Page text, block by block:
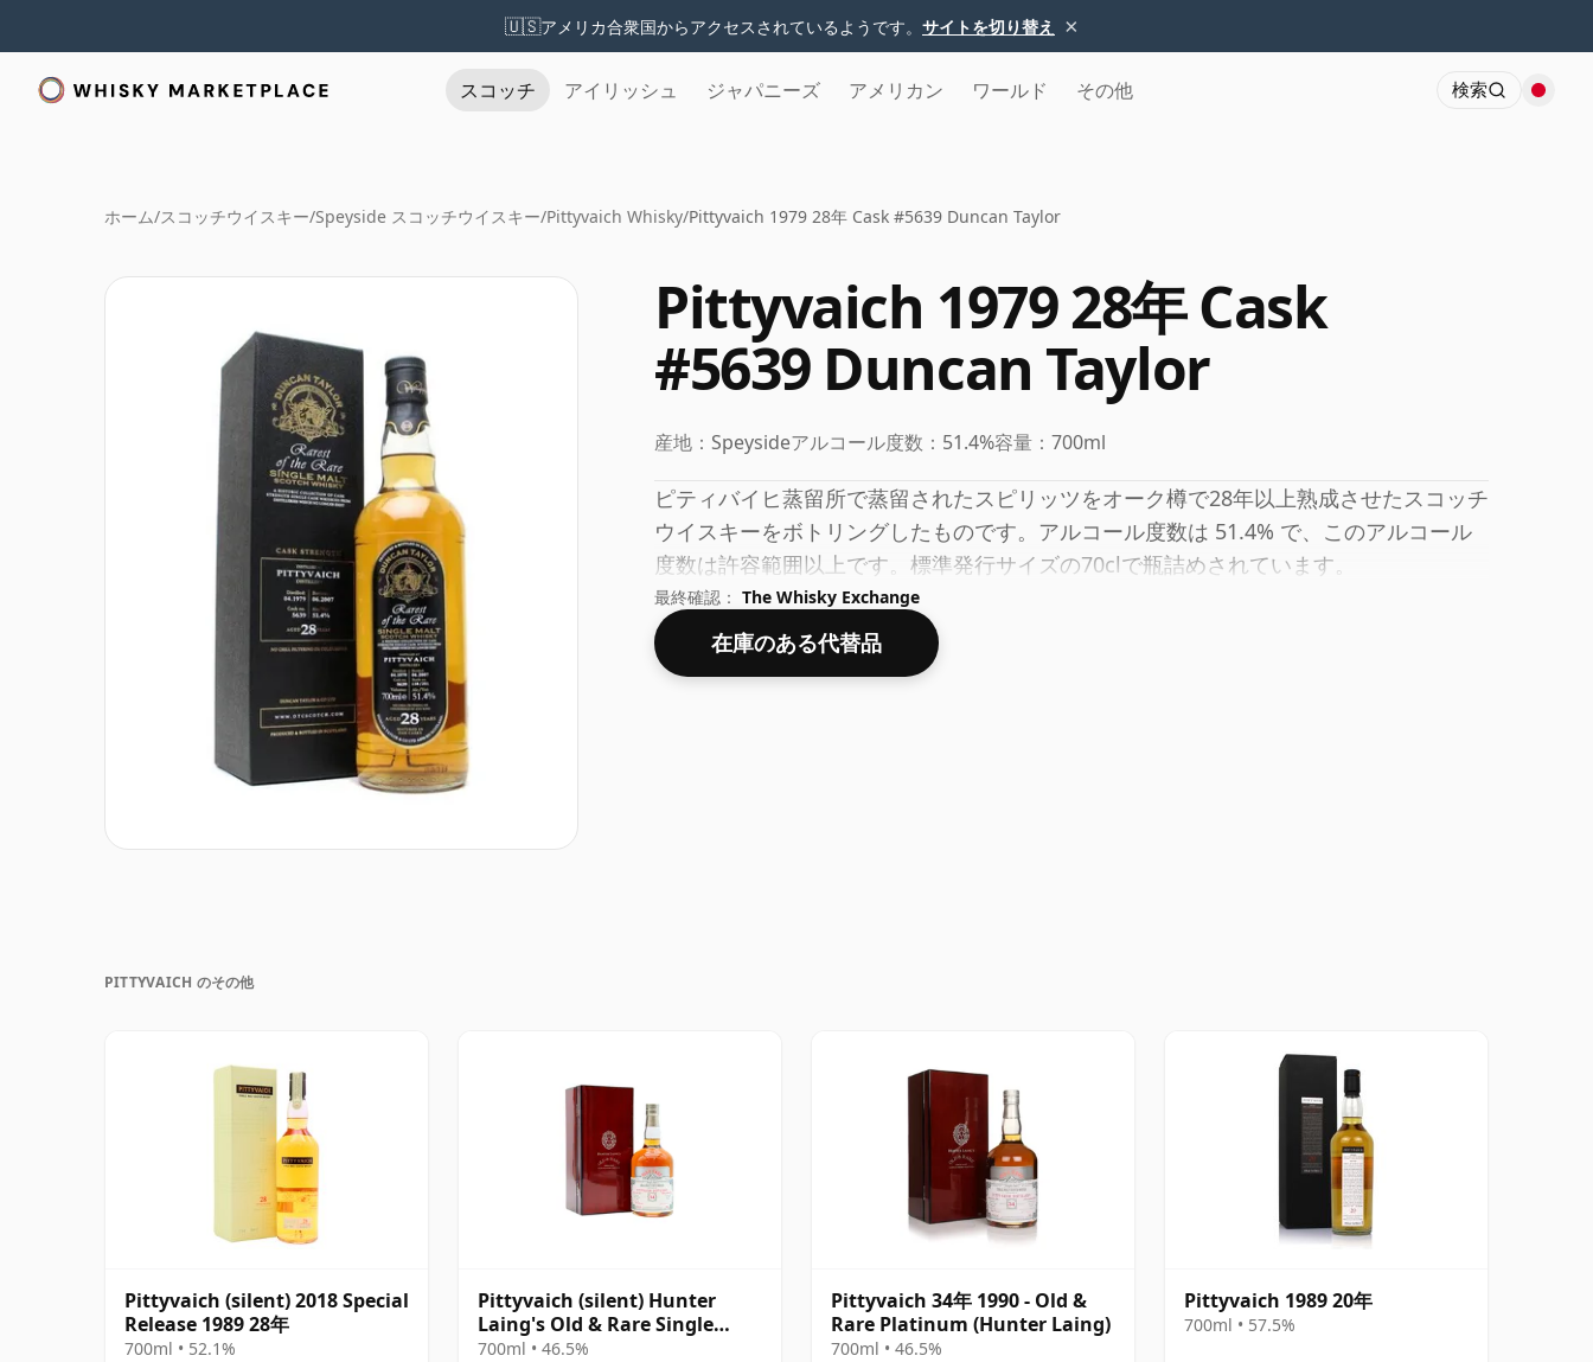
🇺🇸アメリカ合衆国からアクセスされているようです。 サイトを切り替え ×
スコッチ アイリッシュ ジャパニーズ アメリカン ワールド その他 検索
ホーム/スコッチウイスキー/Speyside スコッチウイスキー/Pittyvaich Whisky/Pittyvaich 1979 28年 Cask #5639 Duncan Taylor
Pittyvaich 1979 28年 Cask
#5639 Duncan Taylor
産地： Speysideアルコール度数： 51.4%容量： 700ml
ピティバイヒ蒸留所で蒸留されたスピリッツをオーク樽で28年以上熟成させたスコッチ
ウイスキーをボトリングしたものです。アルコール度数は 51.4% で、このアルコール
度数は許容範囲以上です。標準発行サイズの70clで瓶詰めされています。
最終確認： The Whisky Exchange
在庫のある代替品
PITTYVAICH のその他
Pittyvaich (silent) 2018 Special
Release 1989 28年
700ml • 52.1%
Pittyvaich (silent) Hunter
Laing's Old & Rare Single
Cask Single Malt 1990 34年
700ml • 46.5%
Pittyvaich 34年 1990 - Old &
Rare Platinum (Hunter Laing)
700ml • 46.5%
Pittyvaich 1989 20年
700ml • 57.5%